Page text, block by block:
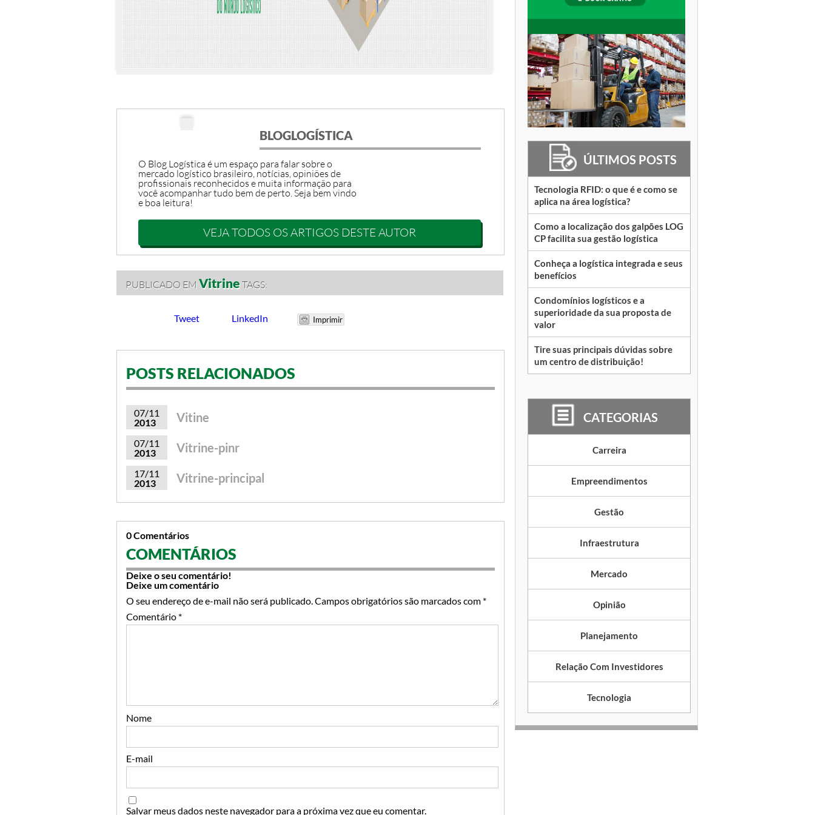
BLOGLOGÍSTICA
O Blog Logística é um espaço para falar sobre o
mercado logístico brasileiro, notícias, opiniões de
profissionais reconhecidos e muita informação para
você acompanhar tudo bem de perto. Seja bem vindo
e boa leitura!
VEJA TODOS OS ARTIGOS DESTE AUTOR
PUBLICADO EM VitrineTAGS:
Tweet LinkedIn
POSTS RELACIONADOS
07/11
2013
Vitine
07/11
2013
Vitrine-pinr
17/11
2013
Vitrine-principal
0 Comentários
COMENTÁRIOS
Deixe o seu comentário!
Deixe um comentário
O seu endereço de e-mail não será publicado.Campos obrigatórios são marcados com *
Comentário *
Nome
E-mail
Salvar meus dados neste navegador para a próxima vez que eu comentar.
ÚLTIMOS POSTS
Tecnologia RFID: o que é e como se
aplica na área logística?
Como a localização dos galpões LOG
CP facilita sua gestão logística
Conheça a logística integrada e seus
benefícios
Condomínios logísticos e a
superioridade da sua proposta de
valor
Tire suas principais dúvidas sobre
um centro de distribuição!
CATEGORIAS
Carreira
Empreendimentos
Gestão
Infraestrutura
Mercado
Opinião
Planejamento
Relação Com Investidores
Tecnologia